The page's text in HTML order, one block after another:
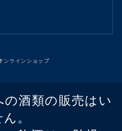
ラインショップ
酒類の販売はい
。